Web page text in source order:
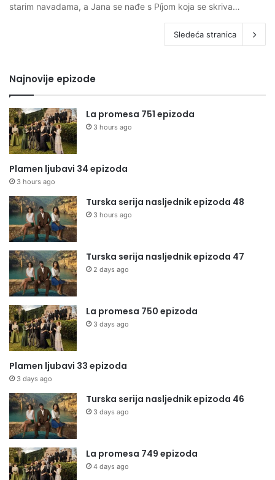
starim navadama, a Jana se nađe s Píjom koja se skriva…
Sledeća stranica
Najnovije epizode
La promesa 751 epizoda
3 hours ago
Plamen ljubavi 34 epizoda
3 hours ago
Turska serija nasljednik epizoda 48
3 hours ago
Turska serija nasljednik epizoda 47
2 days ago
La promesa 750 epizoda
3 days ago
Plamen ljubavi 33 epizoda
3 days ago
Turska serija nasljednik epizoda 46
3 days ago
La promesa 749 epizoda
4 days ago